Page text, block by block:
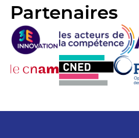
Partenaires